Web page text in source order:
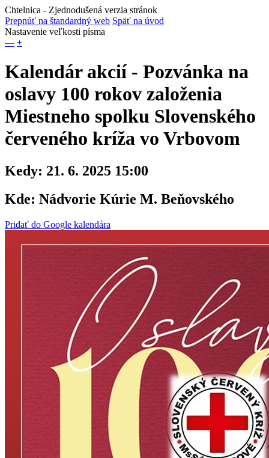
Chtelnica - Zjednodušená verzia stránok
Prepnúť na štandardný web Späť na úvod
Nastavenie veľkosti písma
— +
Kalendár akcií - Pozvánka na
oslavy 100 rokov založenia
Miestneho spolku Slovenského
červeného kríža vo Vrbovom
Kedy: 21. 6. 2025 15:00
Kde: Nádvorie Kúrie M. Beňovského
Pridať do Google kalendára